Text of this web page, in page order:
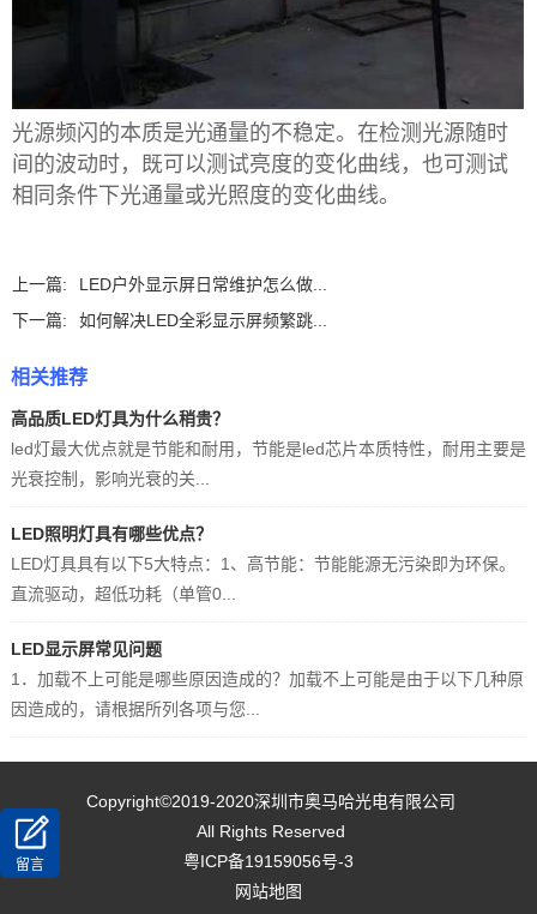
光源频闪的本质是光通量的不稳定。在检测光源随时
间的波动时，既可以测试亮度的变化曲线，也可测试
相同条件下光通量或光照度的变化曲线。
上一篇:
LED户外显示屏日常维护怎么做...
下一篇:
如何解决LED全彩显示屏频繁跳...
相关推荐
高品质LED灯具为什么稍贵？
led灯最大优点就是节能和耐用，节能是led芯片本质特性，耐用主要是
光衰控制，影响光衰的关...
LED照明灯具有哪些优点？
LED灯具具有以下5大特点：1、高节能：节能能源无污染即为环保。
直流驱动，超低功耗（单管0...
LED显示屏常见问题
1．加载不上可能是哪些原因造成的？加载不上可能是由于以下几种原
因造成的，请根据所列各项与您...
Copyright©2019-2020深圳市奥马哈光电有限公司
All Rights Reserved
粤ICP备19159056号-3
网站地图
留言